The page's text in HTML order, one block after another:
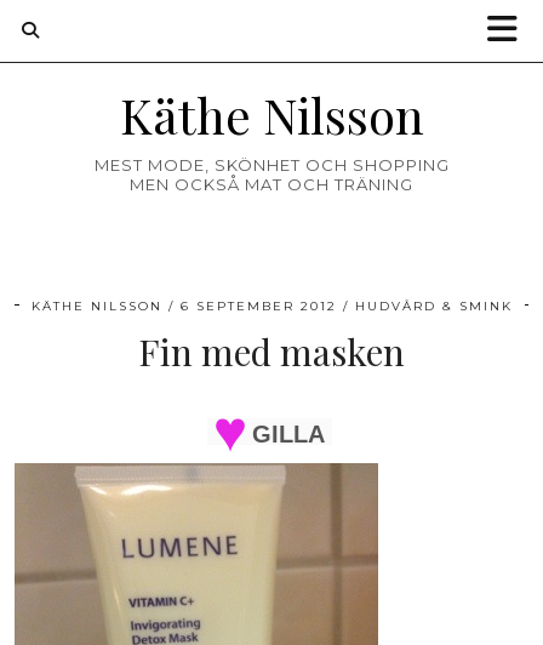
Käthe Nilsson
MEST MODE, SKÖNHET OCH SHOPPING
MEN OCKSÅ MAT OCH TRÄNING
KÄTHE NILSSON 6 SEPTEMBER 2012 HUDVÅRD & SMINK
Fin med masken
GILLA